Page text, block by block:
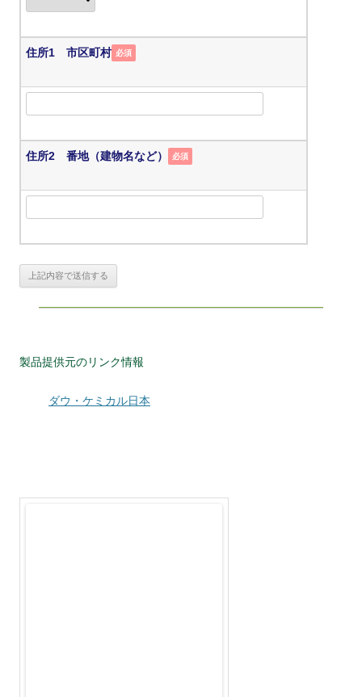
住所1 市区町村 必須
住所2 番地（建物名など） 必須
製品提供元のリンク情報
ダウ・ケミカル日本